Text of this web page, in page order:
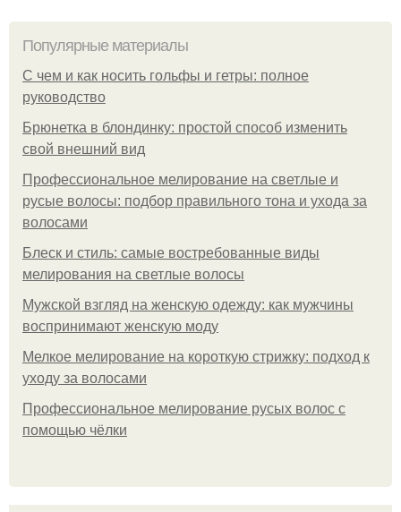
Популярные материалы
С чем и как носить гольфы и гетры: полное
руководство
Брюнетка в блондинку: простой способ изменить
свой внешний вид
Профессиональное мелирование на светлые и
русые волосы: подбор правильного тона и ухода за
волосами
Блеск и стиль: самые востребованные виды
мелирования на светлые волосы
Мужской взгляд на женскую одежду: как мужчины
воспринимают женскую моду
Мелкое мелирование на короткую стрижку: подход к
уходу за волосами
Профессиональное мелирование русых волос с
помощью чёлки